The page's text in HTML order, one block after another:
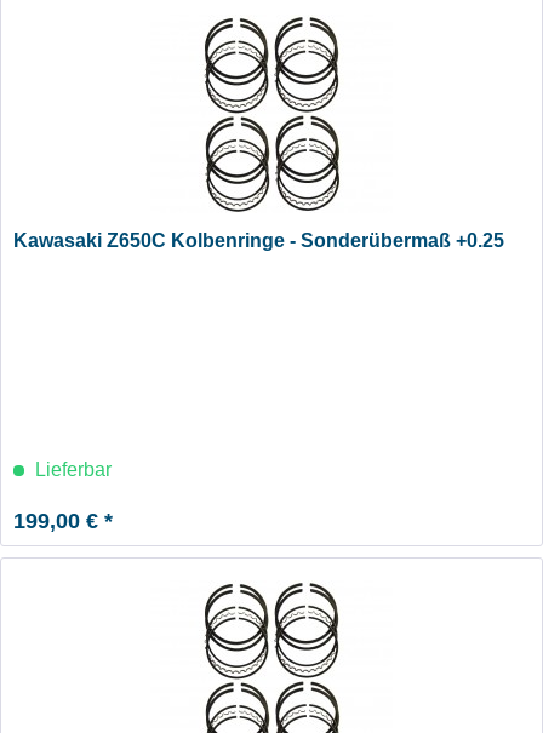
Kawasaki Z650C Kolbenringe - Sonderübermaß +0.25
Lieferbar
199,00 € *